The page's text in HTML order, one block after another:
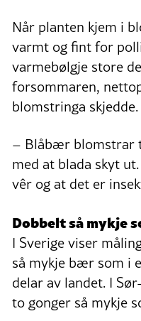
Når planten kjem i
varmt og fint for
varmebølgje store
forsommaren,
blomstringa skjedde.
– Blåbær blomstrar
med at blada skyt
vêr og at det er
Dobbelt så mykje
I Sverige viser
så mykje bær som i
delar av landet. I
to gonger så mykje